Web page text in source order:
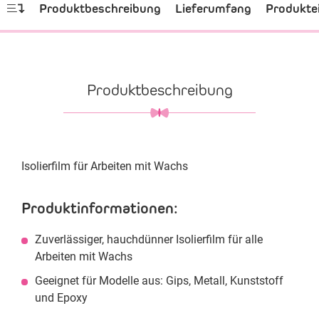
Produktbeschreibung Lieferumfang
Produktbeschreibung
Isolierfilm für Arbeiten mit Wachs
Produktinformationen:
Zuverlässiger, hauchdünner Isolierfilm für alle
Arbeiten mit Wachs
Geeignet für Modelle aus: Gips, Metall, Kunststoff
und Epoxy